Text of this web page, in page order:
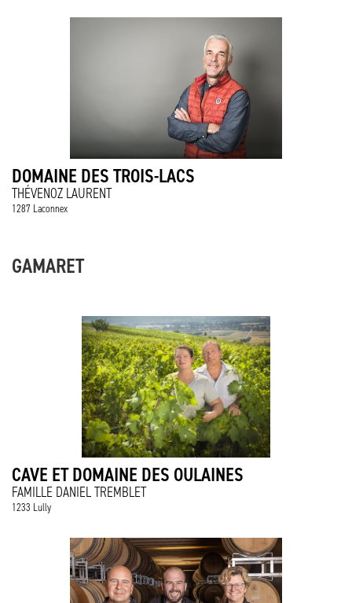
DOMAINE DES TROIS-LACS
THÉVENOZ LAURENT
1287 Laconnex
GAMARET
CAVE ET DOMAINE DES OULAINES
FAMILLE DANIEL TREMBLET
1233 Lully